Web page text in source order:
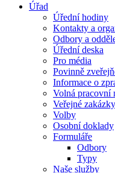
Úřad
Úřední hodiny
Kontakty a
Odbory a
Úřední deska
Pro média
Povinně
Informace o
Volná pracovní
Veřejné zakázky
Volby
Osobní doklady
Formuláře
Odbory
Typy
Naše služby